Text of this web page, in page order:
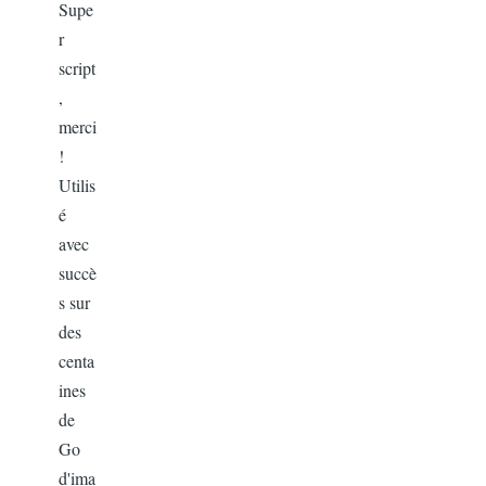
Supe
r
script
,
merci
!
Utilis
é
avec
succè
s sur
des
centa
ines
de
Go
d'ima